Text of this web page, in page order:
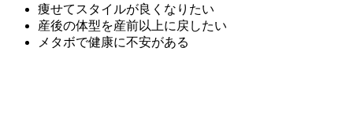
痩せてスタイルが良くなりたい
産後の体型を産前以上に戻したい
メタボで健康に不安がある